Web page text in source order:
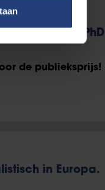
Vlaamse PhD
de publieksprijs!
in Europa.